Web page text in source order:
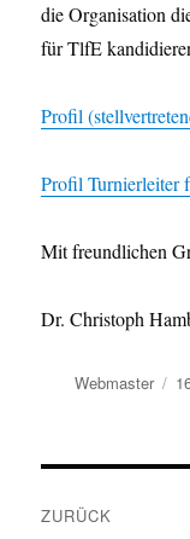
die Organisation
für TlfE
Profil
Profil Turnierleiter
Mit freundlichen
Dr. Christoph
Autor
Webmaster
ZURÜCK